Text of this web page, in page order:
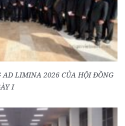
LIMINA 2026 CỦA HỘI ĐỒNG
I